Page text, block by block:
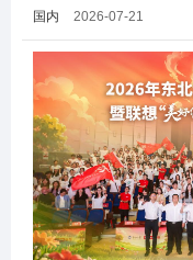
灵桂出席开幕会并讲话
国内 2026-07-21